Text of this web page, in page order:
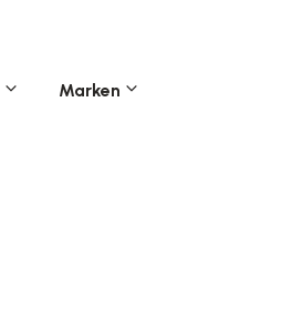
Marken